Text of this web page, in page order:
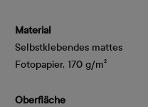
Material
Selbstklebendes mattes
Fotopapier, 170 g/m²
Oberfläche